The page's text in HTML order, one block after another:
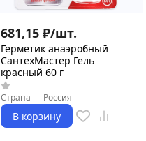
681,15 ₽/шт.
Герметик анаэробный
СантехМастер Гель
красный 60 г
Страна — Россия
В корзину